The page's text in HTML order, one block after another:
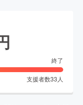
終了
支援者数33 人